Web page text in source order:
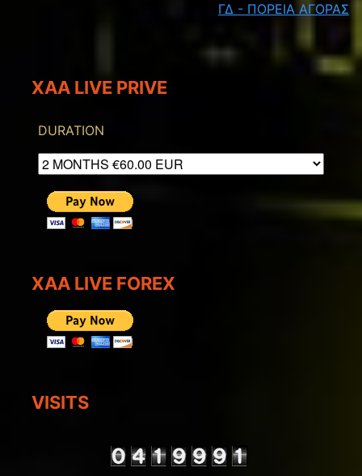
ΓΔ - ΠΟΡΕΙΑ ΑΓΟΡΑΣ
XAA LIVE PRIVE
DURATION
XAA LIVE FOREX
VISITS